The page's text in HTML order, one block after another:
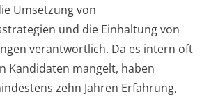
Umsetzung von
und die Einhaltung von
verantwortlich. Da es intern oft
Kandidaten mangelt, haben
zehn Jahren Erfahrung,